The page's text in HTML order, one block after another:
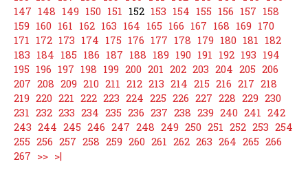
147 148 149 150 151 152 153 154 155 156 157 158
159 160 161 162 163 164 165 166 167 168 169 170
171 172 173 174 175 176 177 178 179 180 181 182
183 184 185 186 187 188 189 190 191 192 193 194
195 196 197 198 199 200 201 202 203 204 205 206
207 208 209 210 211 212 213 214 215 216 217 218
219 220 221 222 223 224 225 226 227 228 229 230
231 232 233 234 235 236 237 238 239 240 241 242
243 244 245 246 247 248 249 250 251 252 253 254
255 256 257 258 259 260 261 262 263 264 265 266
267 >> >|